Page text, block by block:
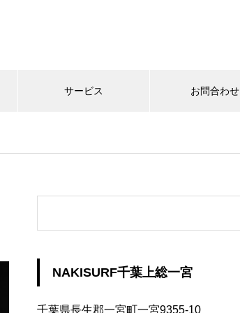
サービス お問合わせ
NAKISURF千葉上総一宮
千葉県長生郡一宮町一宮9355-10